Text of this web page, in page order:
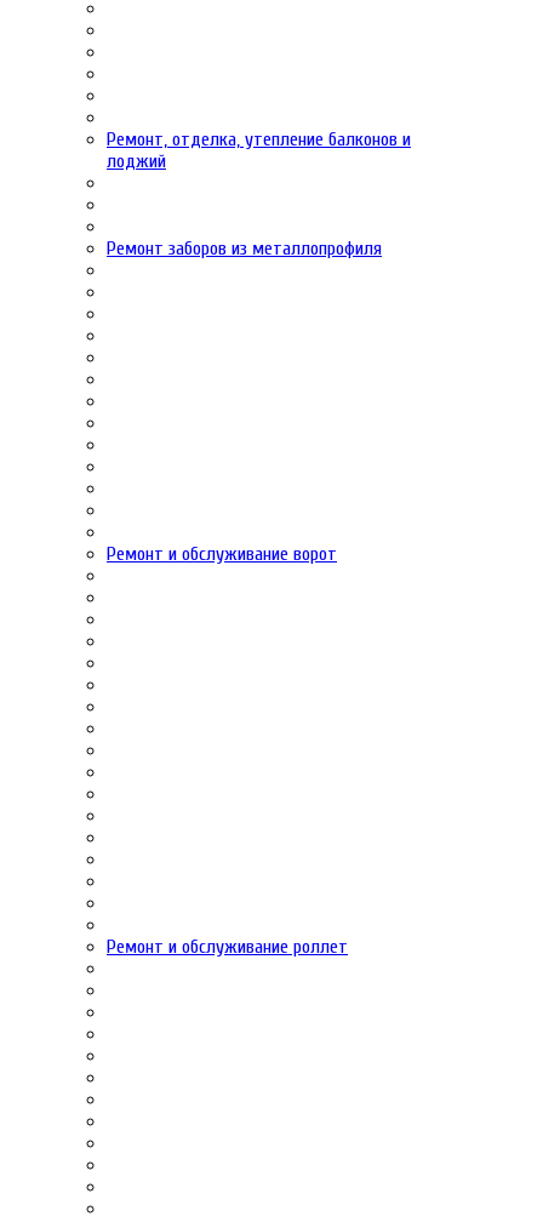
Ремонт, отделка, утепление балконов и
лоджий
Ремонт заборов из металлопрофиля
Ремонт и обслуживание ворот
Ремонт и обслуживание роллет